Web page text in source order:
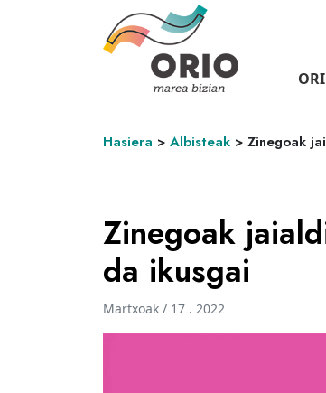
Hasiera > Albisteak > Zinegoak
Zinegoak
da ikusgai
Martxoak / 17 . 2022